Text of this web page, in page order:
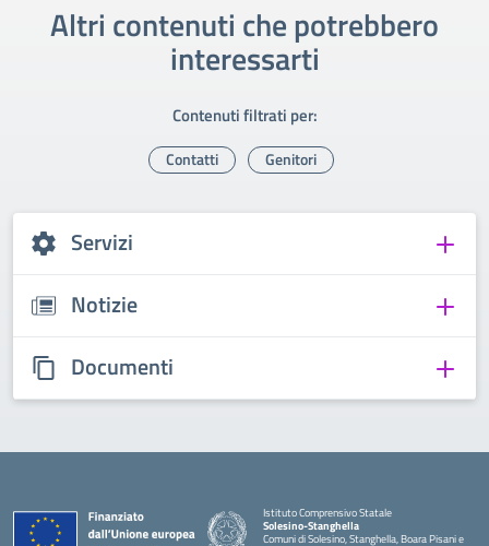
Altri contenuti che potrebbero
interessarti
Contenuti filtrati per:
Contatti Genitori
Servizi
Notizie
Documenti
Istituto Comprensivo Statale
Solesino-Stanghella
Comuni di Solesino, Stanghella, Boara Pisani e